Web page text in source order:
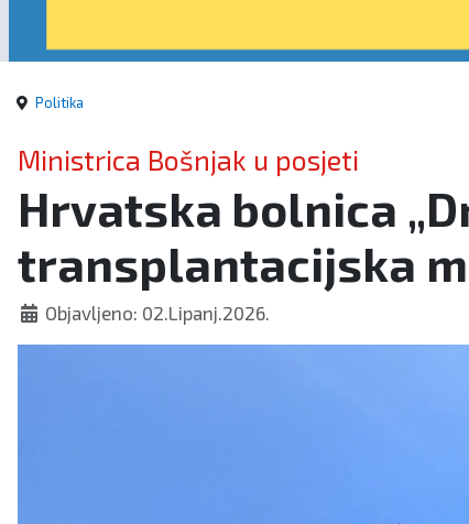
Politika
Ministrica Bošnjak u posjeti
Hrvatska bolnica
transplantacijska
Objavljeno: 02.Lipanj.2026.